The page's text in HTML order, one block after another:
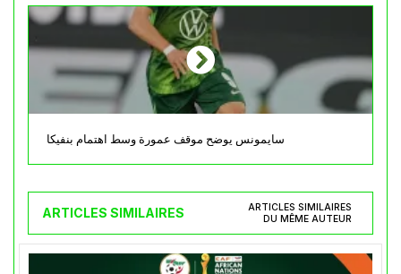
سايمونس يوضح موقف عمورة وسط اهتمام بنفيكا
ARTICLES SIMILAIRES
ARTICLES SIMILAIRES
DU MÊME AUTEUR